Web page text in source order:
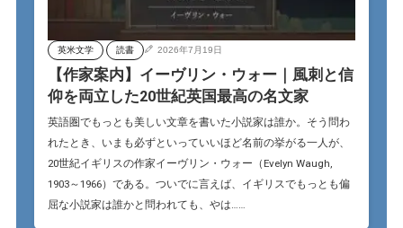
英米文学 読書 2026年7月19日
【作家案内】イーヴリン・ウォー｜風刺と信
仰を両立した20世紀英国最高の名文家
英語圏でもっとも美しい文章を書いた小説家は誰か。そう問わ
れたとき、いまも必ずといっていいほど名前の挙がる一人が、
20世紀イギリスの作家イーヴリン・ウォー（Evelyn Waugh,
1903～1966）である。ついでに言えば、イギリスでもっとも偏
屈な小説家は誰かと問われても、やは……